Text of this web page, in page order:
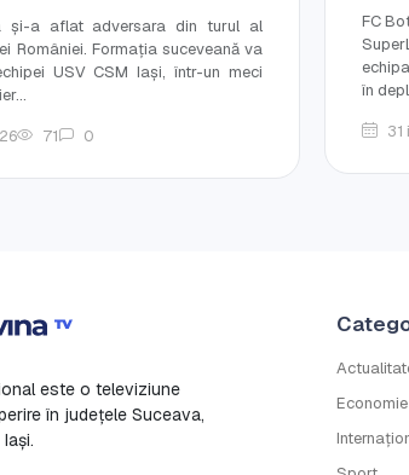
și-a aflat adversara din turul al
României. Formația suceveană va
USV CSM Iași, într-un meci
71 0
FC
în
este o televiziune
în județele Suceava,